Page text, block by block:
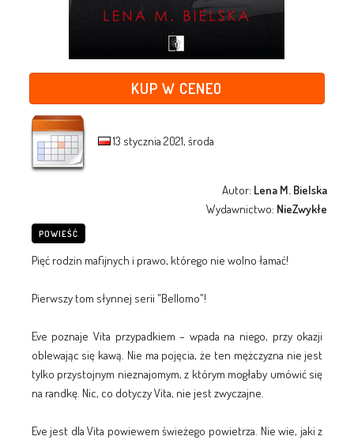
KUP W CENEO
13 stycznia 2021, środa
Autor: Lena M. Bielska
Wydawnictwo: NieZwykłe
POWIEŚĆ
Pięć rodzin mafijnych i prawo, którego nie wolno łamać!
Pierwszy tom słynnej serii "Bellomo"!
Eve poznaje Vita przypadkiem – wpada na niego, przy okazji
oblewając się kawą. Nie ma pojęcia, że ten mężczyzna nie jest
tylko przystojnym nieznajomym, z którym mogłaby umówić się
na randkę. Nic, co dotyczy Vita, nie jest zwyczajne.
Eve jest dla Vita powiewem świeżego powietrza. Nie wie, jaki z